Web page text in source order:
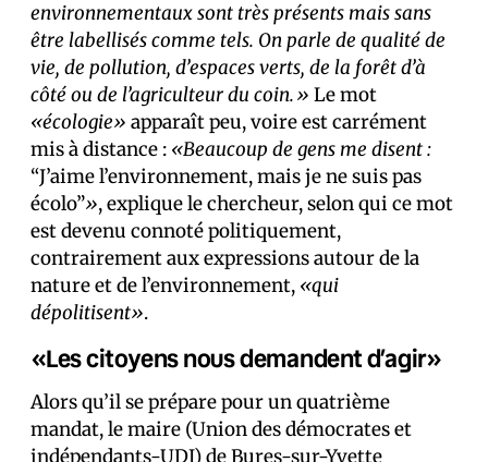
environnementaux sont très présents mais sans
être labellisés comme tels. On parle de qualité de
vie, de pollution, d’espaces verts, de la forêt d’à
côté ou de l’agriculteur du coin.» Le mot
«écologie» apparaît peu, voire est carrément
mis à distance : «Beaucoup de gens me disent :
“J’aime l’environnement, mais je ne suis pas
écolo”», explique le chercheur, selon qui ce mot
est devenu connoté politiquement,
contrairement aux expressions autour de la
nature et de l’environnement, «qui
dépolitisent».
«Les citoyens nous demandent d’agir»
Alors qu’il se prépare pour un quatrième
mandat, le maire (Union des démocrates et
indépendants-UDI) de Bures-sur-Yvette